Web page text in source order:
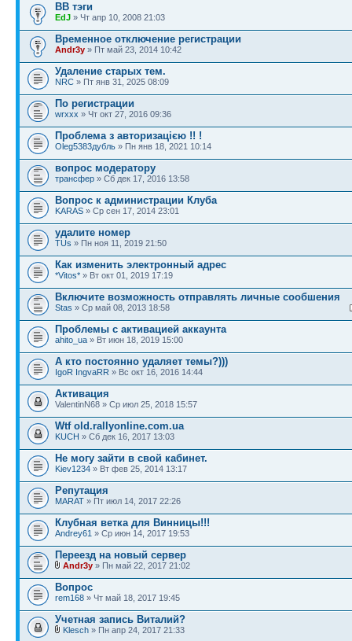
BB тэги
EdJ » Чт апр 10, 2008 21:03
Временное отключение регистрации
Andr3y » Пт май 23, 2014 10:42
Удаление старых тем.
NRC » Пт янв 31, 2025 08:09
По регистрации
wrxxx » Чт окт 27, 2016 09:36
Проблема з авторизацією !! !
Oleg5383дубль » Пн янв 18, 2021 10:14
вопрос модератору
трансфер » Сб дек 17, 2016 13:58
Вопрос к администрации Клуба
KARAS » Ср сен 17, 2014 23:01
удалите номер
TUs » Пн ноя 11, 2019 21:50
Как изменить электронный адрес
*Vitos* » Вт окт 01, 2019 17:19
Включите возможность отправлять личные сообшения
Stas » Ср май 08, 2013 18:58
Проблемы с активацией аккаунта
ahito_ua » Вт июн 18, 2019 15:00
А кто постоянно удаляет темы?)))
IgoR IngvaRR » Вс окт 16, 2016 14:44
Активация
ValentinN68 » Ср июл 25, 2018 15:57
Wtf old.rallyonline.com.ua
KUCH » Сб дек 16, 2017 13:03
Не могу зайти в свой кабинет.
Kiev1234 » Вт фев 25, 2014 13:17
Репутация
MARAT » Пт июл 14, 2017 22:26
Клубная ветка для Винницы!!!
Andrey61 » Ср июн 14, 2017 19:53
Переезд на новый сервер
Andr3y » Пн май 22, 2017 21:02
Вопрос
rem168 » Чт май 18, 2017 19:45
Учетная запись Виталий?
Klesch » Пн апр 24, 2017 21:33